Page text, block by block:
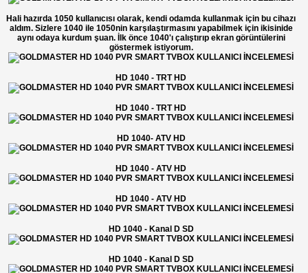
Hali hazırda 1050 kullanıcısı olarak, kendi odamda kullanmak için bu cihazı
aldım. Sizlere 1040 ile 1050nin karşılaştırmasını yapabilmek için ikisinide
aynı odaya kurdum şuan. İlk önce 1040'ı çalıştırıp ekran görüntülerini
göstermek istiyorum.
HD 1040 - TRT HD
HD 1040 - TRT HD
HD 1040- ATV HD
HD 1040 - ATV HD
HD 1040 - ATV HD
HD 1040 - Kanal D SD
HD 1040 - Kanal D SD